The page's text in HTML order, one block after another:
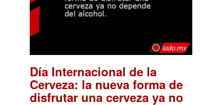
Día Internacional de la
Cerveza: la nueva forma de
disfrutar una cerveza ya no